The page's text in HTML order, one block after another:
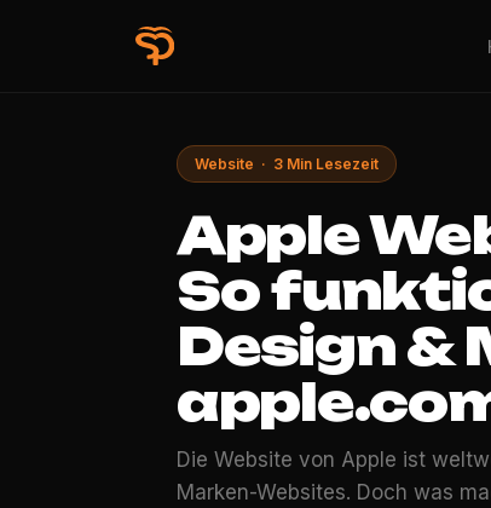
Website · 3 Min Lesezeit
Apple
So
Design &
Die Website von Apple ist
Marken-Websites. Doch was